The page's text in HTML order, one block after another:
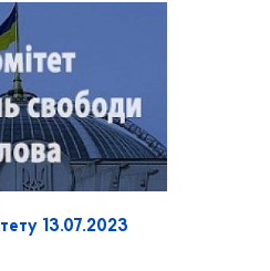
13.07.2023